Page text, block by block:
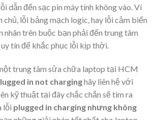
dẫn đến sạc pin máy tính không vào. Ví
chủ, lỗi bảng mạch logic, hay lỗi cảm biến
nhân trên buộc bạn phải đến trung tâm
tín để khắc phục lỗi kịp thời.
trung tâm sửa chữa laptop tại HCM
in not charginghãy liên hệ với
kỹ thuật tại đây chắc chắn sẽ tìm ra
lỗi plugged in charging nhưng không